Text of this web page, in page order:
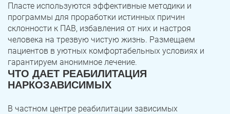
Пласте используются эффективные методики и
программы для проработки истинных причин
склонности к ПАВ, избавления от них и настроя
человека на трезвую чистую жизнь. Размещаем
пациентов в уютных комфортабельных условиях и
гарантируем анонимное лечение.
ЧТО ДАЕТ РЕАБИЛИТАЦИЯ
НАРКОЗАВИСИМЫХ
В частном центре реабилитации зависимых